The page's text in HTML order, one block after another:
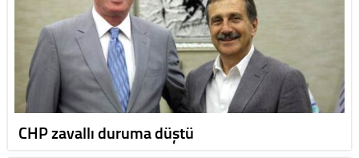
CHP zavallı duruma düştü